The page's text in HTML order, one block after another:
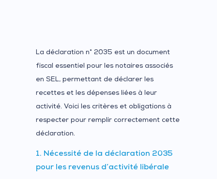
La déclaration n° 2035 est un document
fiscal essentiel pour les notaires associés
en SEL, permettant de déclarer les
recettes et les dépenses liées à leur
activité. Voici les critères et obligations à
respecter pour remplir correctement cette
déclaration.
1. Nécessité de la déclaration 2035
pour les revenus d’activité libérale